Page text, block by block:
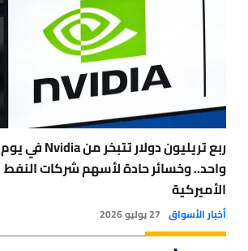
ربع تريليون دولار تتبخر من Nvidia في يوم
واحد.. وخسائر حادة لأسهم شركات النفط
الأميركية
أخبار الأسواق 27 يوليو 2026